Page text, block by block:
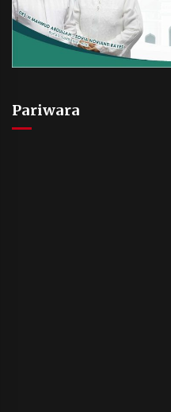
Pariwara